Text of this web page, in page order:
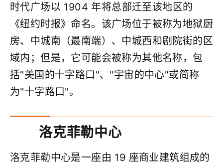
时代广场以 1904 年将总部迁至该地区的
《纽约时报》命名。该广场位于被称为地狱厨
房、中城南（最南端）、中城西和剧院街的区
域内；但是，它可能会被称为其他名称，包
括"美国的十字路口"、"宇宙的中心"或简称
为"十字路口"。
洛克菲勒中心
洛克菲勒中心是一座由 19 座商业建筑组成的